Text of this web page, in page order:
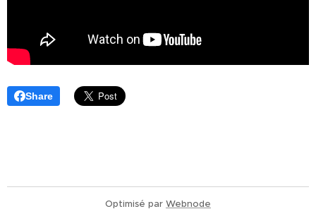
Share
Optimisé par Webnode